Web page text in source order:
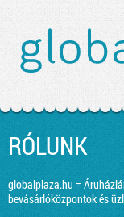
RÓLUNK
globalplaza.hu =
bevásárlóközpontok és